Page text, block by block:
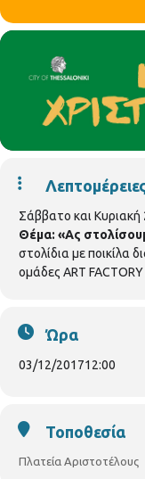
Σάββατο και
Θέμα: «Ας
στολίδια με ποικίλα
ομάδες ART
Ώρα
03/12/201712:00
Τοποθεσία
Πλατεία Αριστοτέλους